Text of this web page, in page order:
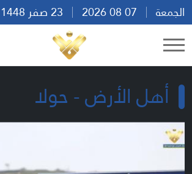
الجمعة
أهل الأرض - حولا